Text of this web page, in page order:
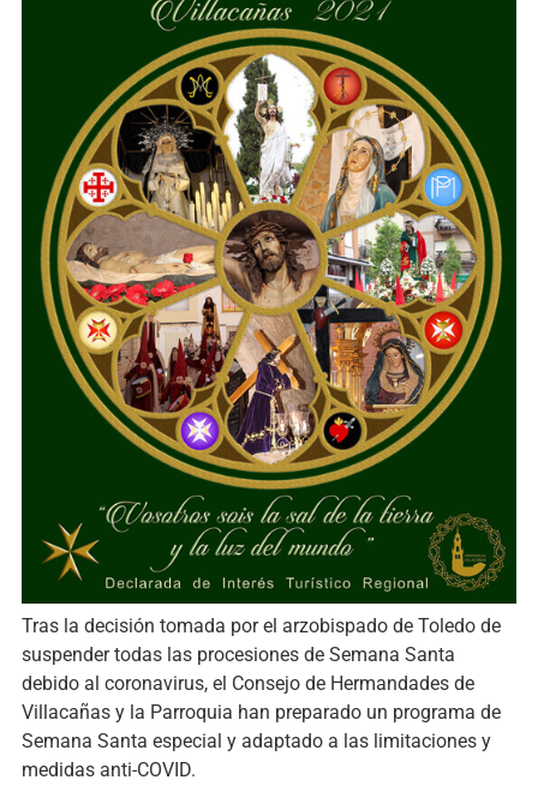
Tras la decisión tomada por el arzobispado de Toledo de
suspender todas las procesiones de Semana Santa
debido al coronavirus, el Consejo de Hermandades de
Villacañas y la Parroquia han preparado un programa de
Semana Santa especial y adaptado a las limitaciones y
medidas anti-COVID.